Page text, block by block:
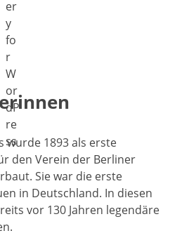
wurde 1893 als erste
den Verein der Berliner
Sie war die erste
in Deutschland. In diesen
vor 130 Jahren legendäre